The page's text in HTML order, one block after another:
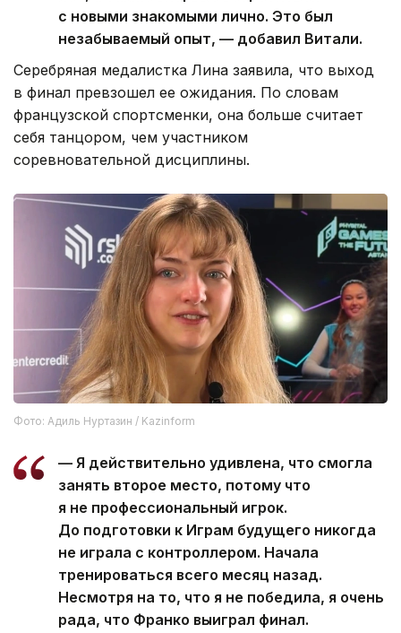
с новыми знакомыми лично. Это был
незабываемый опыт, — добавил Витали.
Серебряная медалистка Лина заявила, что выход
в финал превзошел ее ожидания. По словам
французской спортсменки, она больше считает
себя танцором, чем участником
соревновательной дисциплины.
Фото: Адиль Нуртазин / Kazinform
— Я действительно удивлена, что смогла
занять второе место, потому что
я не профессиональный игрок.
До подготовки к Играм будущего никогда
не играла с контроллером. Начала
тренироваться всего месяц назад.
Несмотря на то, что я не победила, я очень
рада, что Франко выиграл финал.